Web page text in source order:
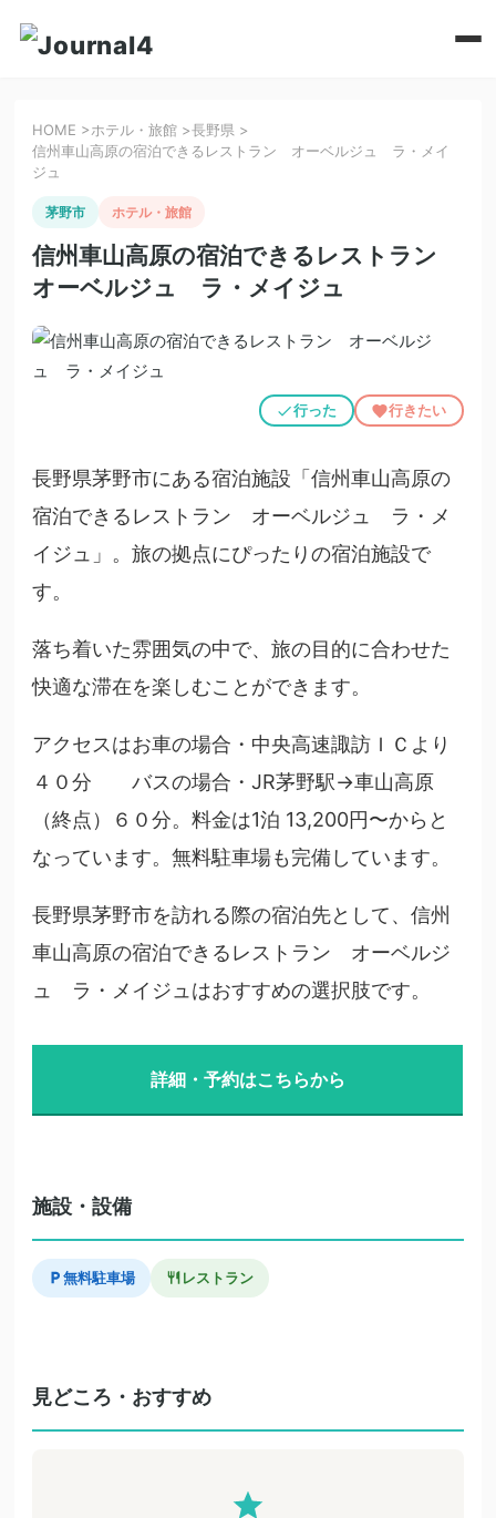
HOME >ホテル・旅館 >長野県 >
信州車山高原の宿泊できるレストラン オーベルジュ ラ・メイ
ジュ
茅野市 ホテル・旅館
信州車山高原の宿泊できるレストラン
オーベルジュ ラ・メイジュ
行った 行きたい
長野県茅野市にある宿泊施設「信州車山高原の
宿泊できるレストラン オーベルジュ ラ・メ
イジュ」。旅の拠点にぴったりの宿泊施設で
す。
落ち着いた雰囲気の中で、旅の目的に合わせた
快適な滞在を楽しむことができます。
アクセスはお車の場合・中央高速諏訪ＩＣより
４０分 バスの場合・JR茅野駅→車山高原
（終点）６０分。料金は1泊 13,200円〜からと
なっています。無料駐車場も完備しています。
長野県茅野市を訪れる際の宿泊先として、信州
車山高原の宿泊できるレストラン オーベルジ
ュ ラ・メイジュはおすすめの選択肢です。
詳細・予約はこちらから
施設・設備
無料駐車場 レストラン
見どころ・おすすめ